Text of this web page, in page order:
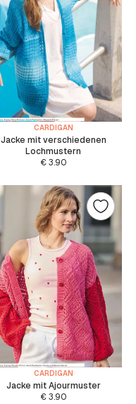
CARDIGAN
Jacke mit verschiedenen
Lochmustern
€3.90
CARDIGAN
Jacke mit Ajourmuster
€3.90